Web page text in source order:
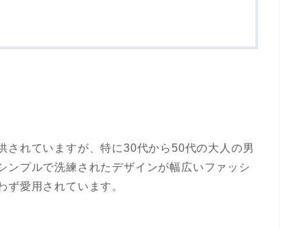
されていますが、特に30代から50代の大人の男
ンプルで洗練されたデザインが幅広いファッシ
ず愛用されています。